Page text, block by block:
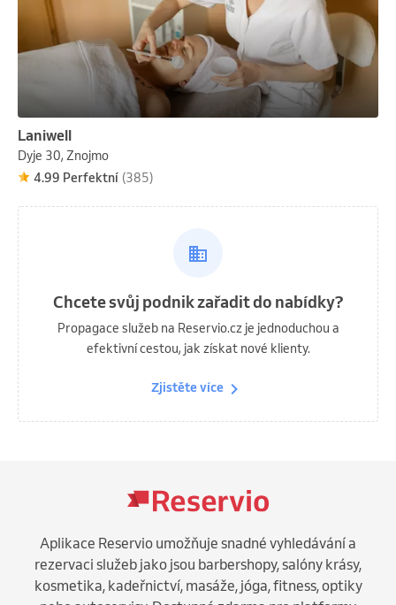
Laniwell
Dyje 30, Znojmo
4.99 Perfektní (385)
Chcete svůj podnik zařadit do nabídky?
Propagace služeb na Reservio.cz je jednoduchou a
efektivní cestou, jak získat nové klienty.
Zjistěte více
Aplikace Reservio umožňuje snadné vyhledávání a
rezervaci služeb jako jsou barbershopy, salóny krásy,
kosmetika, kadeřnictví, masáže, jóga, fitness, optiky